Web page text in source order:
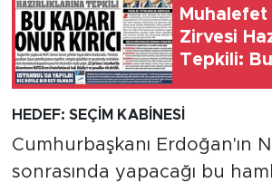
Muhalefet
Zirvesi
Tepkili:
Zirvesi
HEDEF: SEÇİM KABİNESİ
Cumhurbaşkanı Erdoğan'ın
sonrasında yapacağı bu